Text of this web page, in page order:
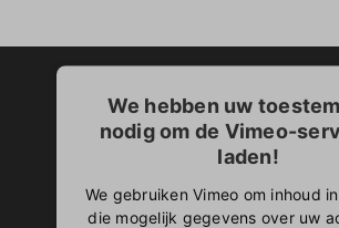
We hebben uw
nodig om de Vimeo-
laden!
We gebruiken Vimeo om inhoud
die mogelijk gegevens over uw